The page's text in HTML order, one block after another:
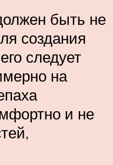
быть не
создания
следует
на
и не